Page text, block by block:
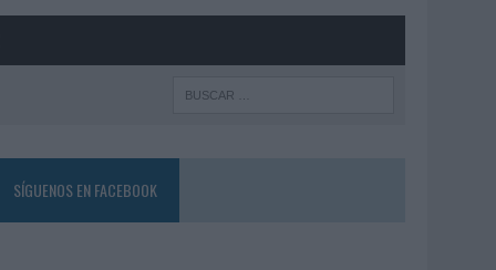
SÍGUENOS EN FACEBOOK